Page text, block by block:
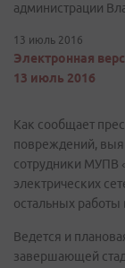
администрации
13 июль 2016
Электронная
13 июль 2016
Как сообщает
повреждений,
сотрудники МУПВ
электрических
остальных работы
Ведется и
завершающей